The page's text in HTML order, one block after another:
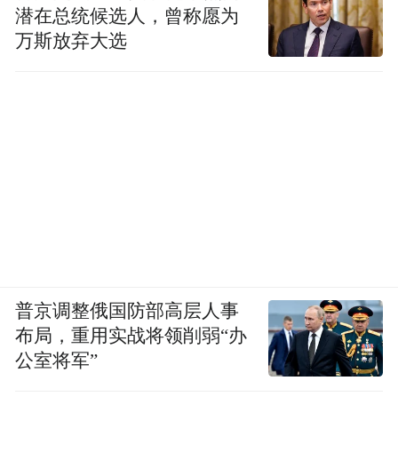
潜在总统候选人，曾称愿为
万斯放弃大选
普京调整俄国防部高层人事
布局，重用实战将领削弱“办
公室将军”